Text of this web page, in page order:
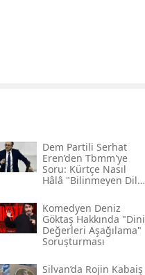
Dem Partili Serhat
Eren’den Tbmm'ye
Soru: Kürtçe Nasıl
Hâlâ "bilinmeyen Dil"
Gerekçesi Nedir?"
Komedyen Deniz
Göktaş Hakkında "dini
Değerleri Aşağılama"
Soruşturması
Silvan’da Rojin Kabaiş